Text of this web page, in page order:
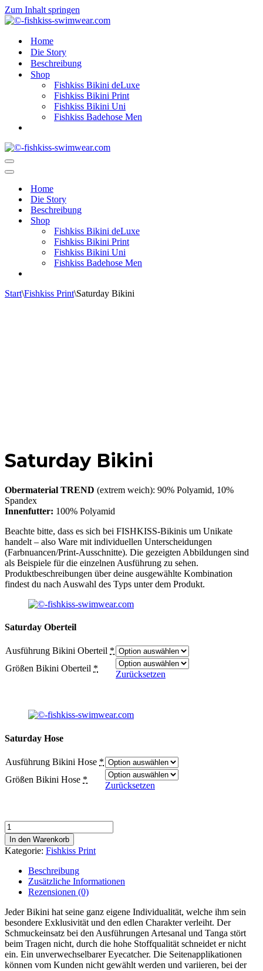
Zum Inhalt springen
Home
Die Story
Beschreibung
Shop
Fishkiss Bikini deLuxe
Fishkiss Bikini Print
Fishkiss Bikini Uni
Fishkiss Badehose Men
Navigationsmenü
Navigationsmenü
Home
Die Story
Beschreibung
Shop
Fishkiss Bikini deLuxe
Fishkiss Bikini Print
Fishkiss Bikini Uni
Fishkiss Badehose Men
Start\Fishkiss Print\Saturday Bikini
Saturday Bikini
Obermaterial TREND (extrem weich): 90% Polyamid, 10%
Spandex
Innenfutter: 100% Polyamid
Beachte bitte, dass es sich bei FISHKISS-Bikinis um Unikate
handelt – also Ware mit individuellen Unterscheidungen
(Farbnuancen/Print-Ausschnitte). Die gezeigten Abbildungen sind
als Beispiele für die einzelnen Ausführung zu sehen.
Produktbeschreibungen über deine ausgewählte Kombination
findest du nach Auswahl des Typs unter dem Produkt.
Saturday Oberteil
Ausführung Bikini Oberteil *
Größen Bikini Oberteil *
Zurücksetzen
Saturday Hose
Ausführung Bikini Hose *
Größen Bikini Hose *
Zurücksetzen
Saturday
Bikini
Menge
In den Warenkorb
Kategorie: Fishkiss Print
Beschreibung
Zusätzliche Informationen
Rezensionen (0)
Jeder Bikini hat seine ganz eigene Individualität, welche ihm sein
besondere Exklusivität und den edlen Charakter verleiht. Der
Schmuckeinsatz bei den Ausführungen Artesanal und Tanga stört
beim Tragen nicht, durch die hohe Stoffqualität schneidet er nicht
ein. Ein unverwechselbarer Eyecatcher. Die Seitenapplikationen
können vom Kunden nicht gewählt werden und variieren, bei der